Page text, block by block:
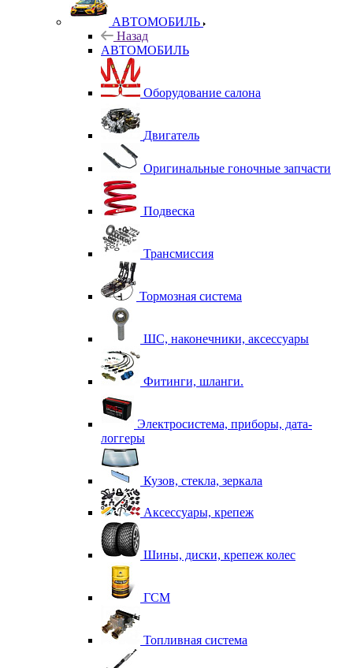
АВТОМОБИЛЬ
Назад
АВТОМОБИЛЬ
Оборудование салона
Двигатель
Оригинальные гоночные запчасти
Подвеска
Трансмиссия
Тормозная система
ШС, наконечники, аксессуары
Фитинги, шланги.
Электросистема, приборы, дата-
логгеры
Кузов, стекла, зеркала
Аксессуары, крепеж
Шины, диски, крепеж колес
ГСМ
Топливная система